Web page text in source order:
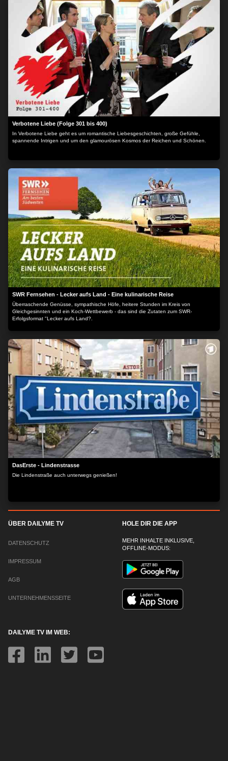
Verbotene Liebe (Folge 301 bis 400)
In Verbotene Liebe geht es um romantische Liebesgeschichten, große Gefühle,
spannende Intrigen und um den glamourösen Kosmos der Reichen und Schönen.
SWR Fernsehen - Lecker aufs Land - Eine kulinarische Reise
Überraschende Genüsse, sympathische Höfe, heitere Stunden im Kreis von
Gleichgesinnten und ein Koch-Wettbewerb - das sind die Zutaten zum SWR-
Erfolgsformat "Lecker aufs Land?.
DasErste - Lindenstrasse
Die Lindenstraße auch unterwegs genießen!
ÜBER DAILYME TV
DATENSCHUTZ
IMPRESSUM
AGB
UNTERNEHMENSSEITE
HOLE DIR DIE APP
MEHR INHALTE INKLUSIVE,
OFFLINE-MODUS:
DAILYME TV IM WEB: